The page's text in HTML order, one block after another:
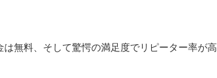
無料、そして驚愕の満足度でリピーター率が高